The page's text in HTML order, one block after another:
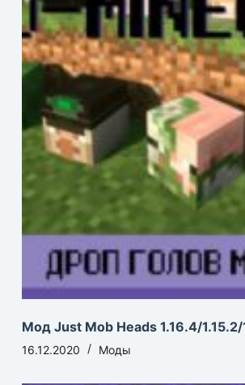
Мод Just Mob Heads 1.16.4/1.15.2/
16.12.2020 Моды